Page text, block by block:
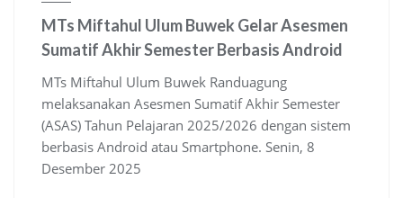
MTs Miftahul Ulum Buwek Gelar Asesmen
Sumatif Akhir Semester Berbasis Android
MTs Miftahul Ulum Buwek Randuagung
melaksanakan Asesmen Sumatif Akhir Semester
(ASAS) Tahun Pelajaran 2025/2026 dengan sistem
berbasis Android atau Smartphone. Senin, 8
Desember 2025